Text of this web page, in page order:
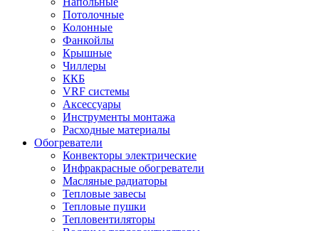
Потолочные
Колонные
Фанкойлы
Крышные
Чиллеры
ККБ
VRF системы
Аксессуары
Инструменты монтажа
Расходные материалы
Обогреватели
Конвекторы электрические
Инфракрасные обогреватели
Масляные радиаторы
Тепловые завесы
Тепловые пушки
Тепловентиляторы